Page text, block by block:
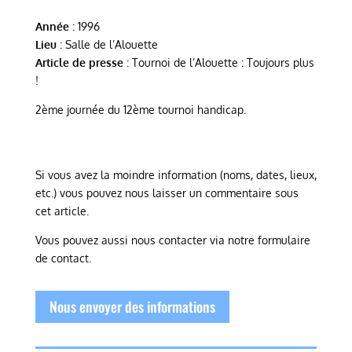
Année : 1996
Lieu: Salle de l’Alouette
Article de presse: Tournoi de l’Alouette : Toujours plus
!
2ème journée du 12ème tournoi handicap.
Si vous avez la moindre information (noms, dates, lieux,
etc.) vous pouvez nous laisser un commentaire sous
cet article.
Vous pouvez aussi nous contacter via notre formulaire
de contact.
Nous envoyer des informations